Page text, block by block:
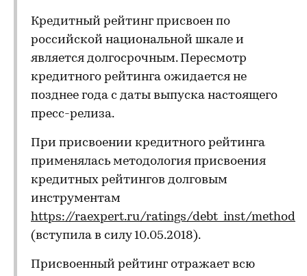
Кредитный рейтинг присвоен по
российской национальной шкале и
является долгосрочным. Пересмотр
кредитного рейтинга ожидается не
позднее года с даты выпуска настоящего
пресс-релиза.
При присвоении кредитного рейтинга
применялась методология присвоения
кредитных рейтингов долговым
инструментам
https://raexpert.ru/ratings/debt_inst/method
(вступила в силу 10.05.2018).
Присвоенный рейтинг отражает всю